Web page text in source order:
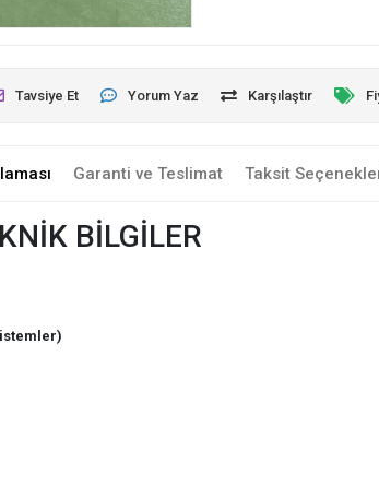
Tavsiye Et Yorum Yaz Karşılaştır
Garanti ve Teslimat Taksit
BİLGİLER